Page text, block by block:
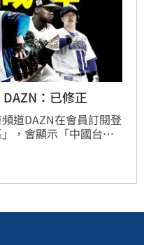
：已修正
道DAZN在會員訂閱登
，會顯示「中國台灣